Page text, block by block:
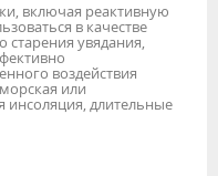
включая реактивную
в качестве
увядания,
воздействия
или
инсоляция, длительные